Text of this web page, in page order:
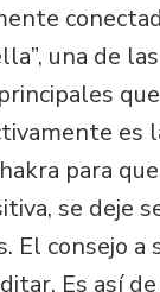
una de
es
para
se deje
El consejo a
Es así